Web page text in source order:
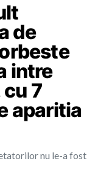
de
intre
7
aparitia
nu le-a fost